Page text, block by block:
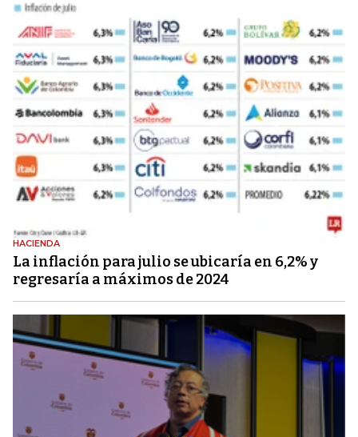
HACIENDA
La inflación para julio se ubicaría en 6,2% y
regresaría a máximos de 2024